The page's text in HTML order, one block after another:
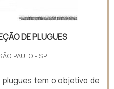
DE PLUGUES
PAULO - SP
tem o objetivo de